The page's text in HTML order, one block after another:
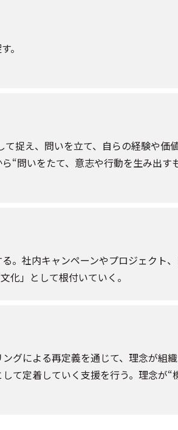
。
捉え、問いを立て、自らの経験や価
“問いをたて、意志や行動を生み出す
。社内キャンペーンやプロジェクト
化」として根付いていく。
グによる再定義を通じて、理念が組
て定着していく支援を行う。理念が“